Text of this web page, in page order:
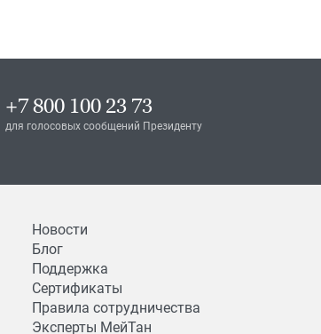
+7 800 100 23 73
для голосовых сообщений Президенту
Новости
Блог
Поддержка
Сертификаты
Правила сотрудничества
Эксперты МейТан